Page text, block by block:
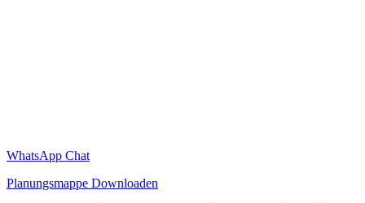
WhatsApp Chat
Planungsmappe Downloaden